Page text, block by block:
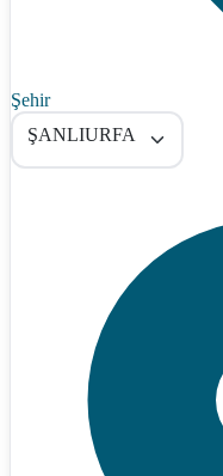
Şehir
ŞANLIURFA